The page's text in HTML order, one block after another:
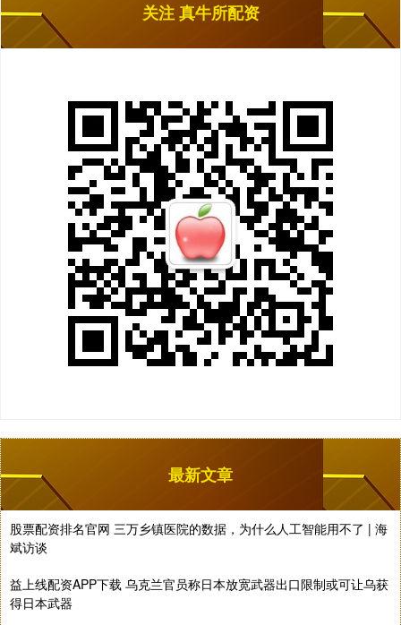
关注 真牛所配资
最新文章
股票配资排名官网 三万乡镇医院的数据，为什么人工智能用不了 | 海
斌访谈
益上线配资APP下载 乌克兰官员称日本放宽武器出口限制或可让乌获
得日本武器